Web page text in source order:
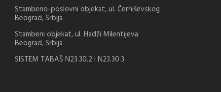
Stambeno-poslovni objekat, ul. Černiševskog
Beograd, Srbija
Stambeni objekat, ul. Hadži Milentijeva
Beograd, Srbija
SISTEM TABAŠ N23.30.2 i N23.30.3